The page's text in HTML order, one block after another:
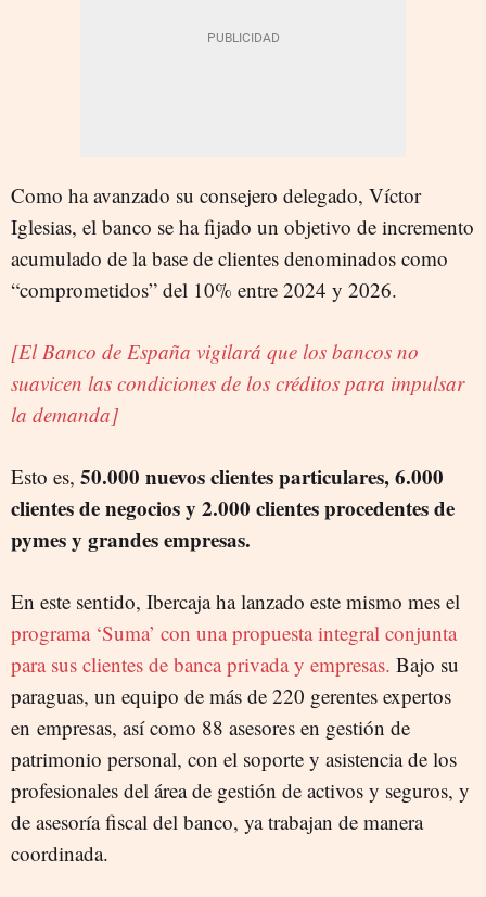
Como ha avanzado su consejero delegado, Víctor
Iglesias, el banco se ha fijado un objetivo de incremento
acumulado de la base de clientes denominados como
“comprometidos” del 10% entre 2024 y 2026.
[El Banco de España vigilará que los bancos no
suavicen las condiciones de los créditos para impulsar
la demanda]
Esto es, 50.000 nuevos clientes particulares, 6.000
clientes de negocios y 2.000 clientes procedentes de
pymes y grandes empresas.
En este sentido, Ibercaja ha lanzado este mismo mes el
programa ‘Suma’ con una propuesta integral conjunta
para sus clientes de banca privada y empresas. Bajo su
paraguas, un equipo de más de 220 gerentes expertos
en empresas, así como 88 asesores en gestión de
patrimonio personal, con el soporte y asistencia de los
profesionales del área de gestión de activos y seguros, y
de asesoría fiscal del banco, ya trabajan de manera
coordinada.